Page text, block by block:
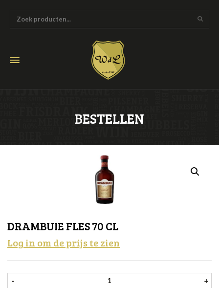
BESTELLEN
DRAMBUIE FLES 70 CL
Log in om de prijs te zien
- Drambuie fles 70 cl aantal +